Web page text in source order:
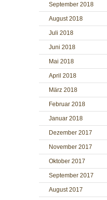
September 2018
August 2018
Juli 2018
Juni 2018
Mai 2018
April 2018
März 2018
Februar 2018
Januar 2018
Dezember 2017
November 2017
Oktober 2017
September 2017
August 2017